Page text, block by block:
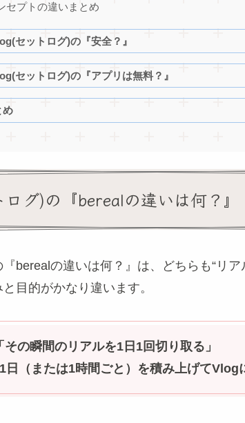
セプトの違いまとめ
セットログ)の『安全？』
セットログ)の『アプリは無料？』
め
グ)の『berealの違いは何？』
berealの違いは何？』は、どちらも“リ
目的がかなり違います。
の瞬間のリアルを1日1回切り取る」
（または1時間ごと）を積み上げてVlog